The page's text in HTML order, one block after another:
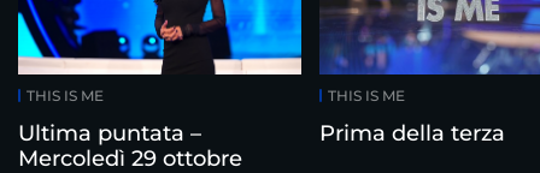
THIS IS ME
Ultima puntata –
Mercoledì 29 ottobre
THIS IS ME
Prima della terza